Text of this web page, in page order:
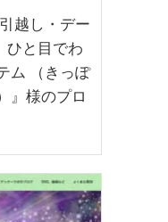
越し・デー
ひと目でわ
ム （きっぽ
』様のプロ